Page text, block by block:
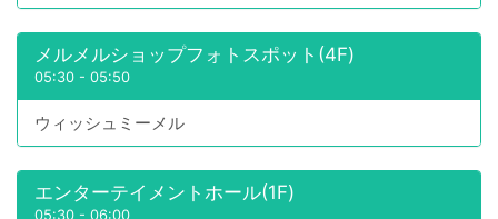
メルメルショップフォトスポット(4F)
05:30 - 05:50
ウィッシュミーメル
エンターテイメントホール(1F)
05:30 - 06:00